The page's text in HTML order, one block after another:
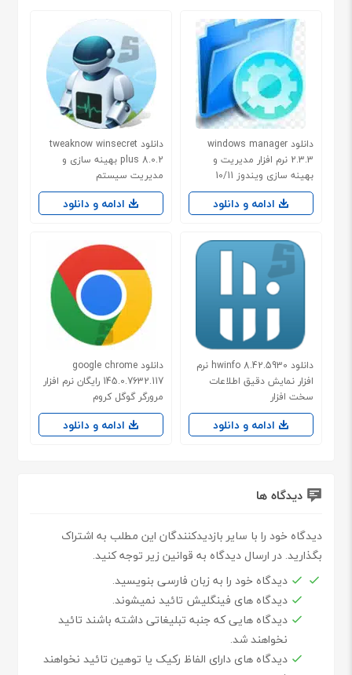
دانلود windows manager
2.3.3 نرم افزار مدیریت و
بهینه سازی ویندوز 10/11
ادامه و دانلود
دانلود tweaknow winsecret
plus 8.0.2 بهینه سازی و
مدیریت سیستم
ادامه و دانلود
دانلود hwinfo 8.42.5930 نرم
افزار نمایش دقیق اطلاعات
سخت افزار
ادامه و دانلود
دانلود google chrome
145.0.7632.117 رایگان نرم افزار
مرورگر گوگل کروم
ادامه و دانلود
دیدگاه ها
دیدگاه خود را با سایر بازدیدکنندگان این مطلب به اشتراک
بگذارید. در ارسال دیدگاه به قوانین زیر توجه کنید.
دیدگاه خود را به زبان فارسی بنویسید.
دیدگاه های فینگلیش تائید نمیشوند.
دیدگاه هایی که جنبه تبلیغاتی داشته باشند تائید
نخواهند شد.
دیدگاه های دارای الفاظ رکیک یا توهین تائید نخواهند